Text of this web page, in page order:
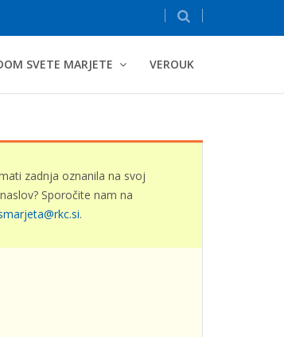
SVETE MARJETE VEROUK
zadnja oznanila na svoj
Sporočite nam na
.